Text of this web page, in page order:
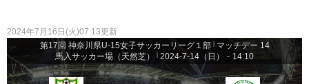
2024年7月16日(火)07:13更新
第17回 神奈川県U-15女子サッカーリーグ１部
マッチデー 14
馬入サッカー場（天然芝）
2024-7-14（日） - 14:10